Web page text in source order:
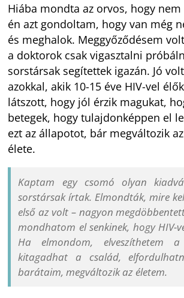
Hiába mondta az orvos, hogy
én azt gondoltam, hogy van még
és meghalok. Meggyőződésem
a doktorok csak vigasztalni
sorstársak segítettek igazán. Jó
azokkal, akik 10-15 éve HIV-vel
látszott, hogy jól érzik magukat,
betegek, hogy tulajdonképpen el
ezt az állapotot, bár megváltozik
élete.
Kaptam egy csomó olyan
sorstársak írtak. Elmondták, mire
első az volt – nagyon
mondhatom el senkinek, hogy HIV-
Ha elmondom, elveszíthetem
kitagadhat a család,
barátaim, megváltozik az életem.